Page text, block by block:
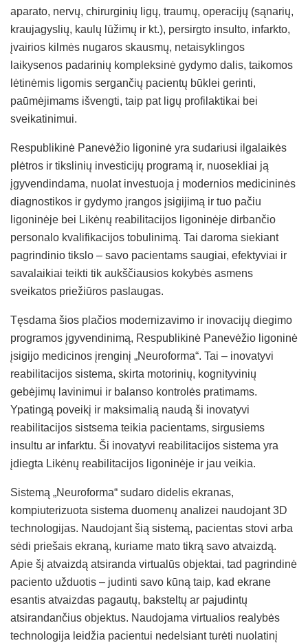
aparato, nervų, chirurginių ligų, traumų, operacijų (sąnarių,
kraujagyslių, kaulų lūžimų ir kt.), persirgto insulto, infarkto,
įvairios kilmės nugaros skausmų, netaisyklingos
laikysenos padarinių kompleksinė gydymo dalis, taikomos
lėtinėmis ligomis sergančių pacientų būklei gerinti,
paūmėjimams išvengti, taip pat ligų profilaktikai bei
sveikatinimui.
Respublikinė Panevėžio ligoninė yra sudariusi ilgalaikės
plėtros ir tikslinių investicijų programą ir, nuosekliai ją
įgyvendindama, nuolat investuoja į modernios medicininės
diagnostikos ir gydymo įrangos įsigijimą ir tuo pačiu
ligoninėje bei Likėnų reabilitacijos ligoninėje dirbančio
personalo kvalifikacijos tobulinimą. Tai daroma siekiant
pagrindinio tikslo – savo pacientams saugiai, efektyviai ir
savalaikiai teikti tik aukščiausios kokybės asmens
sveikatos priežiūros paslaugas.
Tęsdama šios plačios modernizavimo ir inovacijų diegimo
programos įgyvendinimą, Respublikinė Panevėžio ligoninė
įsigijo medicinos įrenginį „Neuroforma“. Tai – inovatyvi
reabilitacijos sistema, skirta motorinių, kognityvinių
gebėjimų lavinimui ir balanso kontrolės pratimams.
Ypatingą poveikį ir maksimalią naudą ši inovatyvi
reabilitacijos sistsema teikia pacientams, sirgusiems
insultu ar infarktu. Ši inovatyvi reabilitacijos sistema yra
įdiegta Likėnų reabilitacijos ligoninėje ir jau veikia.
Sistemą „Neuroforma“ sudaro didelis ekranas,
kompiuterizuota sistema duomenų analizei naudojant 3D
technologijas. Naudojant šią sistemą, pacientas stovi arba
sėdi priešais ekraną, kuriame mato tikrą savo atvaizdą.
Apie šį atvaizdą atsiranda virtualūs objektai, tad pagrindinė
paciento užduotis – judinti savo kūną taip, kad ekrane
esantis atvaizdas pagautų, baksteltų ar pajudintų
atsirandančius objektus. Naudojama virtualios realybės
technologija leidžia pacientui nedelsiant turėti nuolatinį